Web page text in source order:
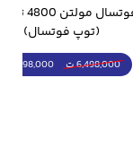
(توپ فوتسال)
6,498,000 ت 5,298,000 ت